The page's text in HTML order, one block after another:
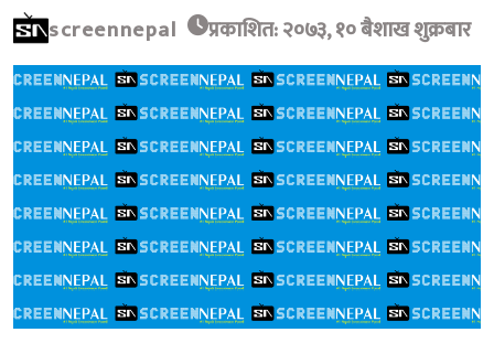
screennepal प्रकाशित: २०७३, १० बैशाख शुक्रबार